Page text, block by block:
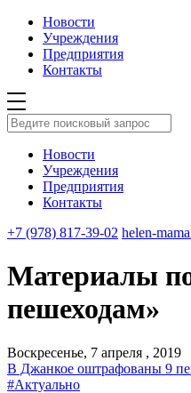
Новости
Учреждения
Предприятия
Контакты
Новости
Учреждения
Предприятия
Контакты
+7 (978) 817-39-02 helen-
Материалы
пешеходам»
Воскресенье, 7 апреля , 2019
В Джанкое оштрафованы 9
#Актуально